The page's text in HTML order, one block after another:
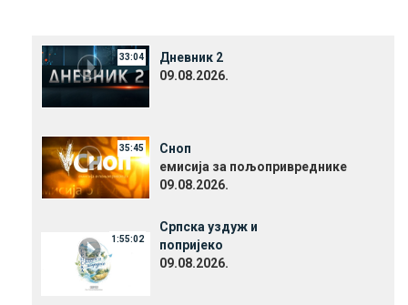
33:04
Дневник 2
09.08.2026.
35:45
Сноп
емисија за пољопривреднике
09.08.2026.
1:55:02
Српска уздуж и
попријеко
09.08.2026.